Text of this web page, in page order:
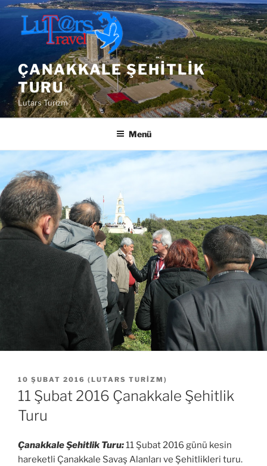
İçeriğe
geç
ÇANAKKALE ŞEHITLIK
TURU
Lutars Turizm
Menü
YAYIM
TARIHI
10 ŞUBAT 2016 ( LUTARS TURIZM )
11 Şubat 2016 Çanakkale Şehitlik
Turu
Çanakkale Şehitlik Turu:11 Şubat 2016 günü kesin
hareketli Çanakkale Savaş Alanları ve Şehitlikleri turu.